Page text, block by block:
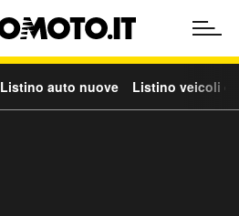
Listino auto nuove Listino veicoli